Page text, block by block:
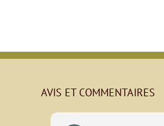
AVIS ET COMMENTAIRES